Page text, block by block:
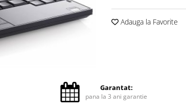
Adauga la Favorite
Garantat:
pana la 3 ani garantie